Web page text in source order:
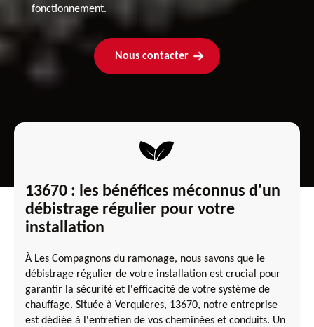
fonctionnement.
Nous contacter
13670 : les bénéfices méconnus d'un
débistrage régulier pour votre
installation
À Les Compagnons du ramonage, nous savons que le
débistrage régulier de votre installation est crucial pour
garantir la sécurité et l'efficacité de votre système de
chauffage. Située à Verquieres, 13670, notre entreprise
est dédiée à l'entretien de vos cheminées et conduits. Un